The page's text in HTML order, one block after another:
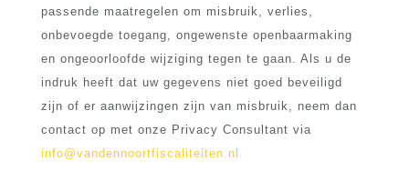
passende maatregelen om misbruik, verlies,
onbevoegde toegang, ongewenste openbaarmaking
en ongeoorloofde wijziging tegen te gaan. Als u de
indruk heeft dat uw gegevens niet goed beveiligd
zijn of er aanwijzingen zijn van misbruik, neem dan
contact op met onze Privacy Consultant via
info@vandennoortfiscaliteiten.nl.